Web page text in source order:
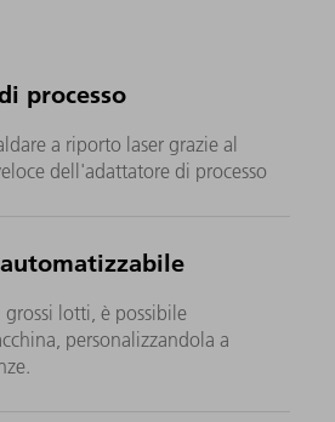
processo
a riporto laser grazie al
dell'adattatore di processo
lotti, è possibile
personalizzandola a